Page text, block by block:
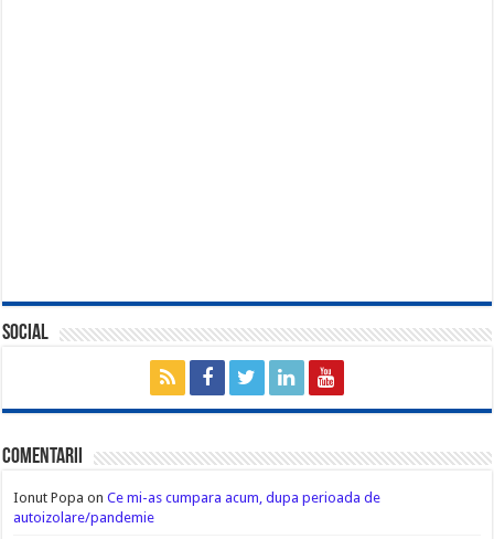
Social
Comentarii
Ionut Popa onCe mi-as cumpara acum, dupa perioada de
autoizolare/pandemie